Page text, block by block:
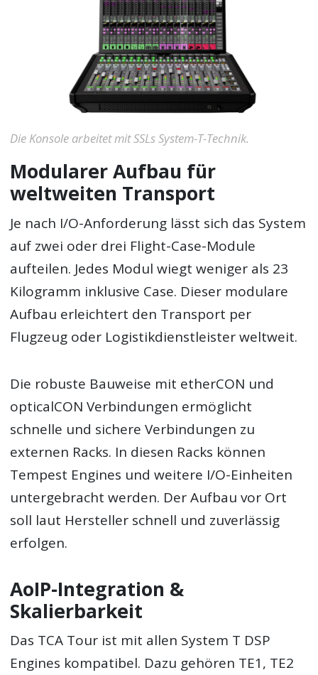
Die Konsole arbeitet mit SSLs System-T-Technik.
Modularer Aufbau für
weltweiten Transport
Je nach I/O-Anforderung lässt sich das System
auf zwei oder drei Flight-Case-Module
aufteilen. Jedes Modul wiegt weniger als 23
Kilogramm inklusive Case. Dieser modulare
Aufbau erleichtert den Transport per
Flugzeug oder Logistikdienstleister weltweit.
Die robuste Bauweise mit etherCON und
opticalCON Verbindungen ermöglicht
schnelle und sichere Verbindungen zu
externen Racks. In diesen Racks können
Tempest Engines und weitere I/O-Einheiten
untergebracht werden. Der Aufbau vor Ort
soll laut Hersteller schnell und zuverlässig
erfolgen.
AoIP-Integration &
Skalierbarkeit
Das TCA Tour ist mit allen System T DSP
Engines kompatibel. Dazu gehören TE1, TE2